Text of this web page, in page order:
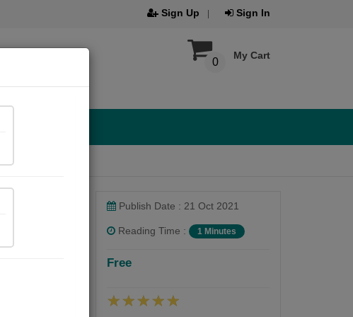
Sign Up Sign In
My Cart
0
Publish Date : 21 Oct 2021
Reading Time : 1 Minutes
Free